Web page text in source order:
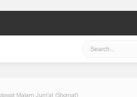
Malam Jum'at (Shomat)